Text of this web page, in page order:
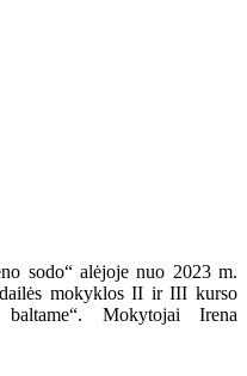
sodo“ alėjoje nuo 2023 m.
mokyklos II ir III kurso
Mokytojai Irena